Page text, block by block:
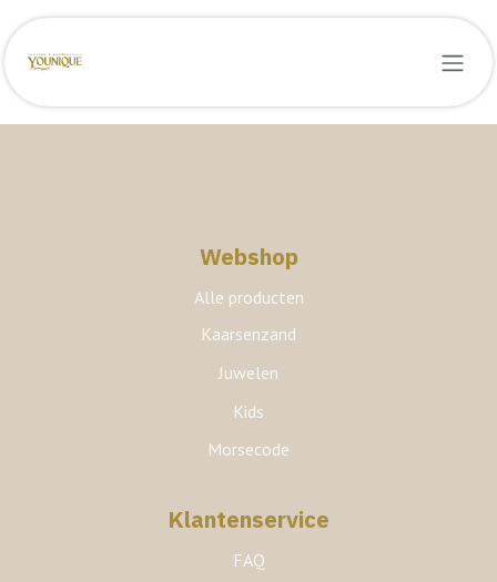
Overslaan naar inhoud
Klantenservice
FAQ
Webshop
Alle producten
Kaarsenzand
Juwelen
Kids
Morsecode